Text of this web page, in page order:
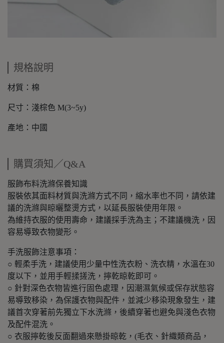
規格說明
材質：棉
尺寸：淺棕色 M(3~5y)
產地：中國
購買須知／Q&A
服飾布料洗滌保養知識
服裝依其面料材質與洗滌方式不同，縮水率也不同，請依建
議的洗滌與晾曬整燙方式，以延長服裝使用年限。
為維持衣服的使用壽命，建議採手洗為主；不建議機洗，因
容易導致衣物變形。
手洗服飾注意事項：
○ 輕柔手洗，建議使用少量中性洗衣粉、洗衣精，水溫在30
度以下，並用手輕揉搓洗，擰乾晾乾即可。
○ 針對深色衣物皆進行固色處理，因潮濕氣候或保存狀態容
易導致移染，為保護衣物與配件，並減少移染現象發生，建
議首次穿著前先獨立下水洗滌，後續穿著也避免與淺色衣物
及配件混洗。
○ 衣服擰乾後反面翻過來懸掛晾乾，(毛衣、針織類商品，